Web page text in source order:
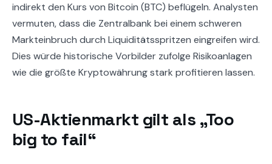
indirekt den Kurs von Bitcoin (BTC) beflügeln. Analysten
vermuten, dass die Zentralbank bei einem schweren
Markteinbruch durch Liquiditätsspritzen eingreifen wird.
Dies würde historische Vorbilder zufolge Risikoanlagen
wie die größte Kryptowährung stark profitieren lassen.
US-Aktienmarkt gilt als „Too
big to fail“